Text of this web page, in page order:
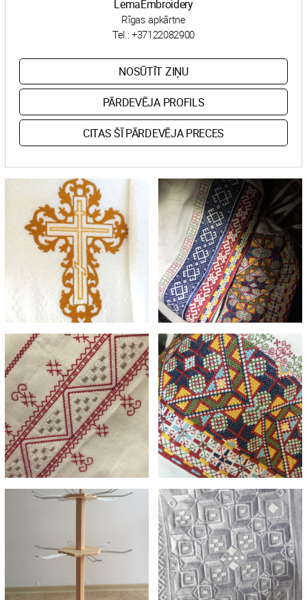
LemaEmbroidery
Rīgas apkārtne
Tel.: +37122082900
NOSŪTĪT ZIŅU
PĀRDEVĒJA PROFILS
CITAS ŠĪ PĀRDEVĒJA PRECES